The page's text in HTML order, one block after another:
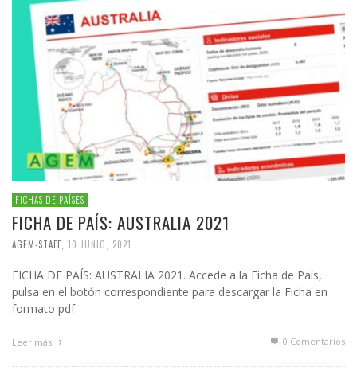
FICHAS DE PAÍSES
FICHA DE PAÍS: AUSTRALIA 2021
AGEM-STAFF 10 JUNIO, 2021
FICHA DE PAÍS: AUSTRALIA 2021. Accede a la Ficha de País,
pulsa en el botón correspondiente para descargar la Ficha en
formato pdf.
Leer más 0 Comentarios